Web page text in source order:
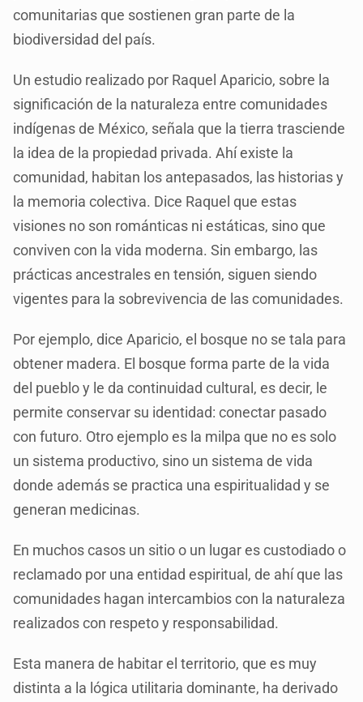
comunitarias que sostienen gran parte de la
biodiversidad del país.
Un estudio realizado por Raquel Aparicio, sobre la
significación de la naturaleza entre comunidades
indígenas de México, señala que la tierra trasciende
la idea de la propiedad privada. Ahí existe la
comunidad, habitan los antepasados, las historias y
la memoria colectiva. Dice Raquel que estas
visiones no son románticas ni estáticas, sino que
conviven con la vida moderna. Sin embargo, las
prácticas ancestrales en tensión, siguen siendo
vigentes para la sobrevivencia de las comunidades.
Por ejemplo, dice Aparicio, el bosque no se tala para
obtener madera. El bosque forma parte de la vida
del pueblo y le da continuidad cultural, es decir, le
permite conservar su identidad: conectar pasado
con futuro. Otro ejemplo es la milpa que no es solo
un sistema productivo, sino un sistema de vida
donde además se practica una espiritualidad y se
generan medicinas.
En muchos casos un sitio o un lugar es custodiado o
reclamado por una entidad espiritual, de ahí que las
comunidades hagan intercambios con la naturaleza
realizados con respeto y responsabilidad.
Esta manera de habitar el territorio, que es muy
distinta a la lógica utilitaria dominante, ha derivado